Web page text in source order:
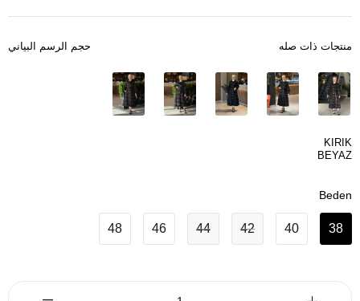
حجم الرسم البياني منتجات ذات صله
KIRIK
BEYAZ
Beden
38
40
42
44
46
48